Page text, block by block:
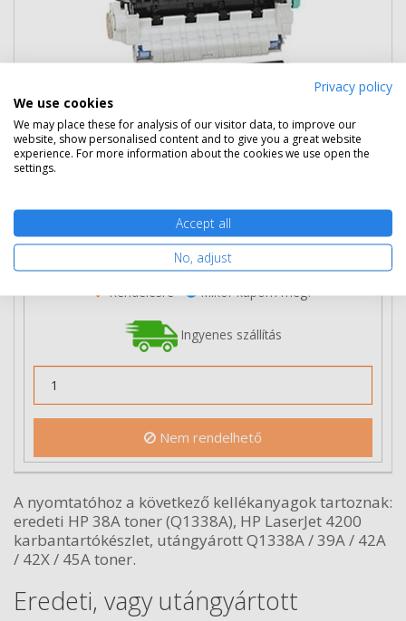
Több darabos ár
2 db60 790 Ft (bruttó 77 203 Ft) / db
59 690 Ft (bruttó 75 806 Ft) / db
Rendelésre Mikor kapom meg?
Ingyenes szállítás
Nem rendelhető
A nyomtatóhoz a következő kellékanyagok tartoznak:
eredeti HP 38A toner (Q1338A), HP LaserJet 4200
karbantartókészlet, utángyárott Q1338A / 39A / 42A
/ 42X / 45A toner.
Eredeti, vagy utángyártott
Privacy policy
We use cookies
We may place these for analysis of our visitor data, to improve our
website, show personalised content and to give you a great website
experience. For more information about the cookies we use open the
settings.
Accept all
No, adjust